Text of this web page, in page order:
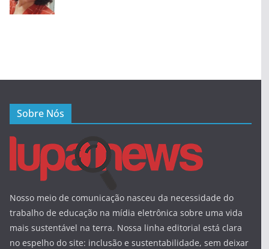
Sobre Nós
Nosso meio de comunicação nasceu da necessidade do
trabalho de educação na mídia eletrônica sobre uma vida
mais sustentável na terra. Nossa linha editorial está clara
no espelho do site: inclusão e sustentabilidade, sem deixar